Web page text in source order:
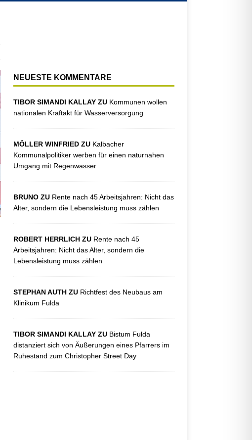
NEUESTE KOMMENTARE
TIBOR SIMANDI KALLAY ZU Kommunen wollen
nationalen Kraftakt für Wasserversorgung
MÖLLER WINFRIED ZU Kalbacher
Kommunalpolitiker werben für einen naturnahen
Umgang mit Regenwasser
BRUNO ZU Rente nach 45 Arbeitsjahren: Nicht das
Alter, sondern die Lebensleistung muss zählen
ROBERT HERRLICH ZU Rente nach 45
Arbeitsjahren: Nicht das Alter, sondern die
Lebensleistung muss zählen
STEPHAN AUTH ZU Richtfest des Neubaus am
Klinikum Fulda
TIBOR SIMANDI KALLAY ZU Bistum Fulda
distanziert sich von Äußerungen eines Pfarrers im
Ruhestand zum Christopher Street Day